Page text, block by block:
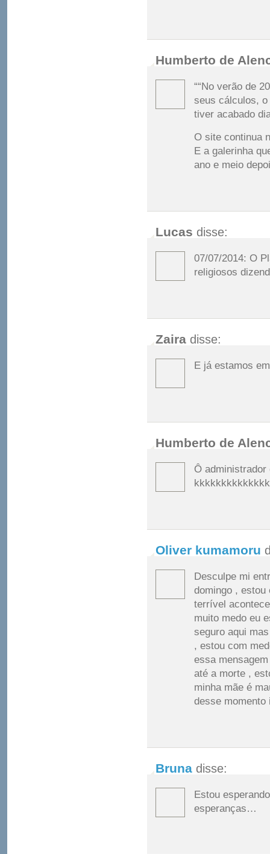
Humberto de
““No verão de
seus cálculos, o
tiver acabado
O site continua
E a galerinha
ano e meio
Lucas disse:
07/07/2014: O
religiosos
Zaira disse:
E já estamos
Humberto de
Ô
Oliver kumamoru
Desculpe mi
domingo , estou
terrível
muito medo eu
seguro aqui
, estou com
essa
até a morte ,
minha mãe é
desse momento
Bruna disse:
Estou
esperanças…